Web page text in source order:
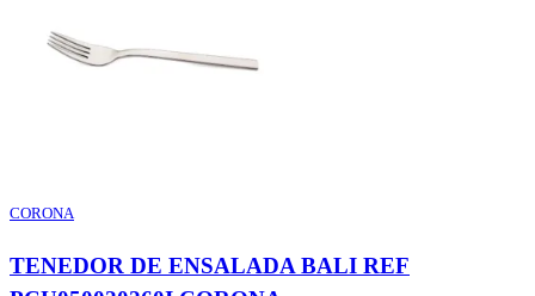
CORONA
TENEDOR DE ENSALADA BALI REF